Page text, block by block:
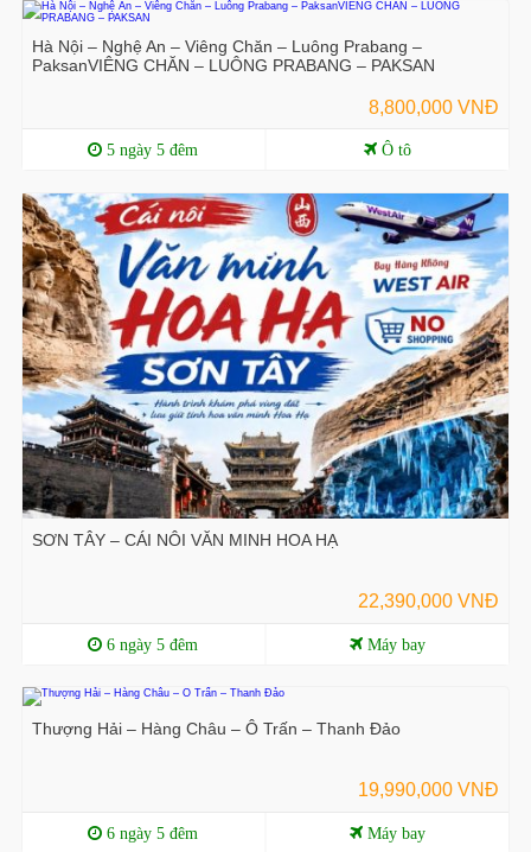
Hà Nội – Nghệ An – Viêng Chăn – Luông Prabang –
PaksanVIÊNG CHĂN – LUÔNG PRABANG – PAKSAN
8,800,000 VNĐ
5 ngày 5 đêm Ô tô
SƠN TÂY – CÁI NÔI VĂN MINH HOA HẠ
22,390,000 VNĐ
6 ngày 5 đêm Máy bay
Thượng Hải – Hàng Châu – Ô Trấn – Thanh Đảo
19,990,000 VNĐ
6 ngày 5 đêm Máy bay